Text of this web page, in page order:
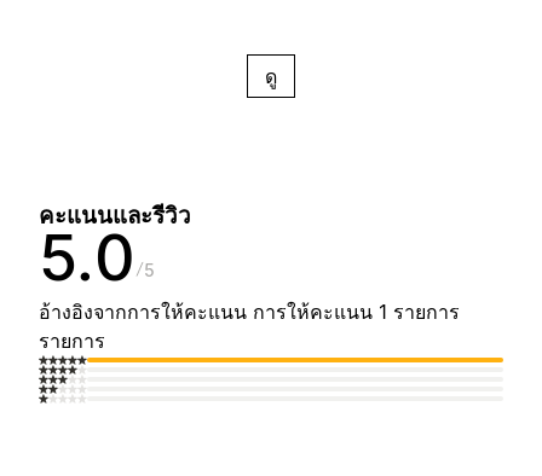
ดู
คะแนนและรีวิว
5.0 5
อ้างอิงจากการให้คะแนน การให้คะแนน 1 รายการ
รายการ